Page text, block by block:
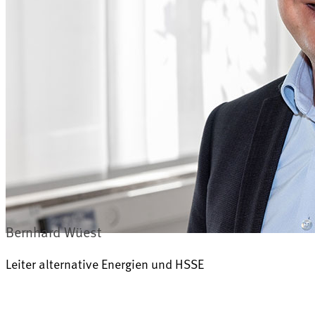
Bernhard Wüest
Leiter alternative Energien und HSSE